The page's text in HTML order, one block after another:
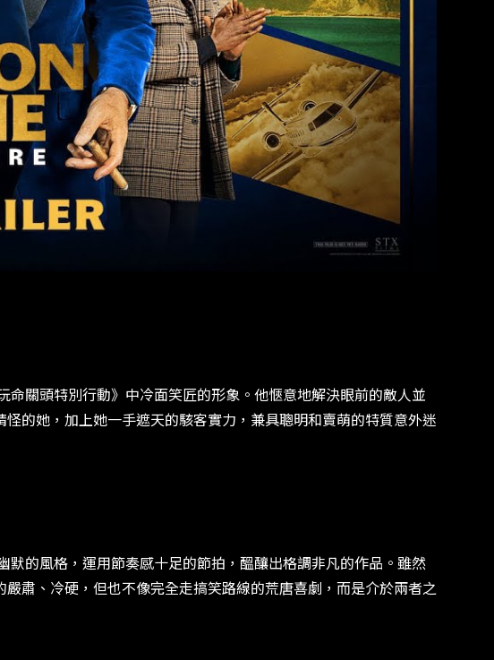
關頭特別行動》中冷面笑匠的形象。他愜意地解決眼前的敵人並
的她，加上她一手遮天的駭客實力，兼具聰明和賣萌的特質意外迷
的風格，運用節奏感十足的節拍，醞釀出格調非凡的作品。雖然
肅、冷硬，但也不像完全走搞笑路線的荒唐喜劇，而是介於兩者之